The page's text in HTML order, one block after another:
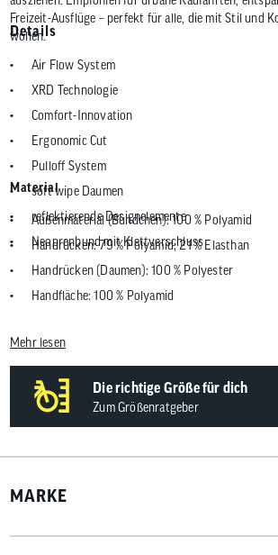
Freizeit-Ausflüge – perfekt für alle, die mit Stil und
wollen.
Details
Air Flow System
XRD Technologie
Comfort-Innovation
Ergonomic Cut
Pulloff System
soft wipe Daumen
reflektierende Designelemente
Neoprenbund mit Klettverschluss
Material
Außenmaterial (Bündchen): 100 % Polyamid
Handrücken: 79 % Polyamid; 21 % Elasthan
Handrücken (Daumen): 100 % Polyester
Handfläche: 100 % Polyamid
Mehr lesen
Die richtige Größe für dich
Zum Größenratgeber
MARKE